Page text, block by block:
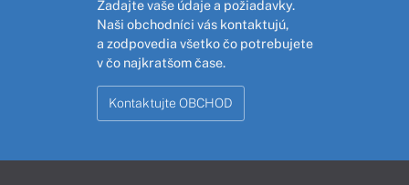
Zadajte vaše údaje a požiadavky.
Naši obchodníci vás kontaktujú,
a zodpovedia všetko čo potrebujete
v čo najkratšom čase.
Kontaktujte OBCHOD